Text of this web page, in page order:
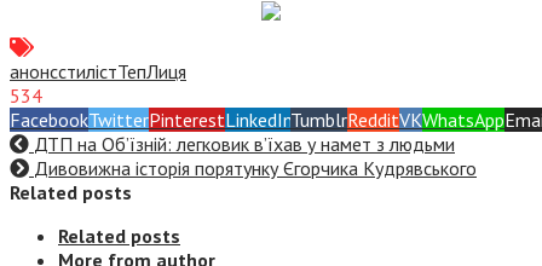
анонсстилістТепЛиця
534
FacebookTwitterPinterestLinkedInTumblrRedditVKWhatsApp
ДТП на Об’їзній: легковик в’їхав у намет з людьми
Дивовижна історія порятунку Єгорчика Кудрявського
Related posts
Related posts
More from author